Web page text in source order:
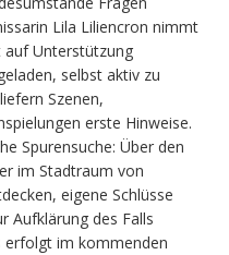
Lila Liliencron nimmt
auf Unterstützung
selbst aktiv zu
Szenen,
erste Hinweise.
Spurensuche: Über den
im Stadtraum von
eigene Schlüsse
Aufklärung des Falls
erfolgt im kommenden